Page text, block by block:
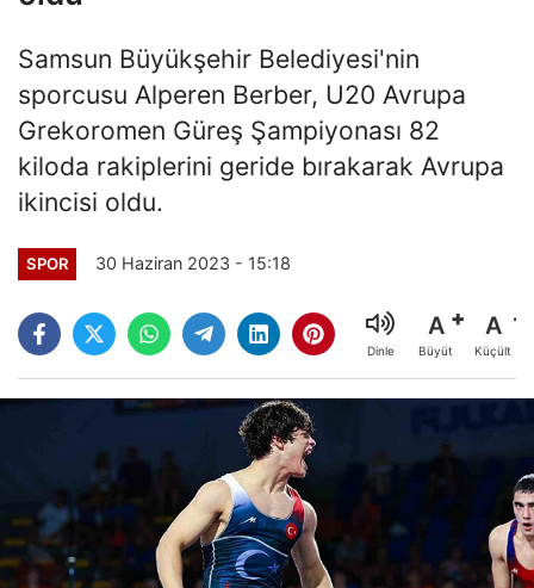
Samsun Büyükşehir Belediyesi'nin
sporcusu Alperen Berber, U20 Avrupa
Grekoromen Güreş Şampiyonası 82
kiloda rakiplerini geride bırakarak Avrupa
ikincisi oldu.
SPOR 30 Haziran 2023 - 15:18
Dinle
A
Büyüt
A
Küçült